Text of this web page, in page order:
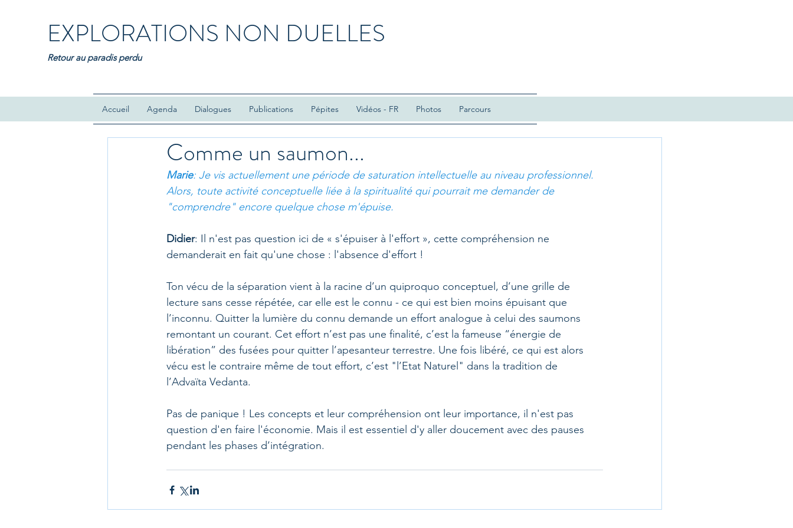
EXPLORATIONS NON DUELLES
Retour au paradis perdu
Accueil Agenda Dialogues Publications Pépites Vidéos - FR Photos Parcours
Comme un saumon...
Marie: Je vis actuellement une période de saturation intellectuelle au niveau professionnel.
Alors, toute activité conceptuelle liée à la spiritualité qui pourrait me demander de
"comprendre" encore quelque chose m'épuise.
Didier: Il n'est pas question ici de « s'épuiser à l'effort », cette compréhension ne
demanderait en fait qu'une chose : l'absence d'effort !
Ton vécu de la séparation vient à la racine d’un quiproquo conceptuel, d’une grille de
lecture sans cesse répétée, car elle est le connu - ce qui est bien moins épuisant que
l’inconnu. Quitter la lumière du connu demande un effort analogue à celui des saumons
remontant un courant. Cet effort n’est pas une finalité, c’est la fameuse “énergie de
libération” des fusées pour quitter l’apesanteur terrestre. Une fois libéré, ce qui est alors
vécu est le contraire même de tout effort, c’est "l’Etat Naturel" dans la tradition de
l’Advaïta Vedanta.
Pas de panique ! Les concepts et leur compréhension ont leur importance, il n'est pas
question d'en faire l'économie. Mais il est essentiel d'y aller doucement avec des pauses
pendant les phases d’intégration.